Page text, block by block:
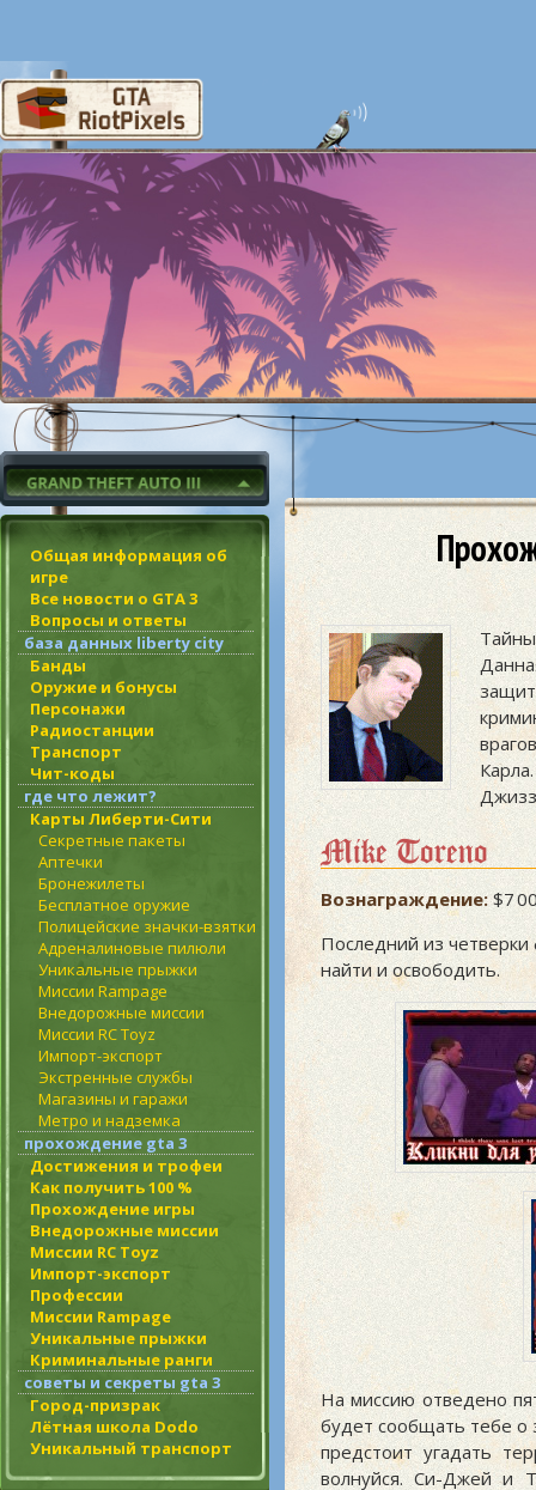
Общая информация об
игре
Все новости о GTA 3
Вопросы и ответы
база данных liberty city
Банды
Оружие и бонусы
Персонажи
Радиостанции
Транспорт
Чит-коды
где что лежит?
Карты Либерти-Сити
Секретные пакеты
Аптечки
Бронежилеты
Бесплатное оружие
Полицейские значки-взятки
Адреналиновые пилюли
Уникальные прыжки
Миссии Rampage
Внедорожные миссии
Миссии RC Toyz
Импорт-экспорт
Экстренные службы
Магазины и гаражи
Метро и надземка
прохождение gta 3
Достижения и трофеи
Как получить 100 %
Прохождение игры
Внедорожные миссии
Миссии RC Toyz
Импорт-экспорт
Профессии
Миссии Rampage
Уникальные прыжки
Криминальные ранги
советы и секреты gta 3
Город-призрак
Лётная школа Dodo
Уникальный транспорт
Mike Toreno
Вознаграждение:$7
Последний из
найти и освободить.
На миссию отведено
будет сообщать тебе о
предстоит угадать
волнуйся. Си-Джей и